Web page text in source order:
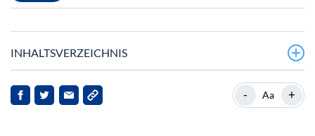
INHALTSVERZEICHNIS
Secunet: Mit Sicherheit auf Wachstumskurs
- Aa +